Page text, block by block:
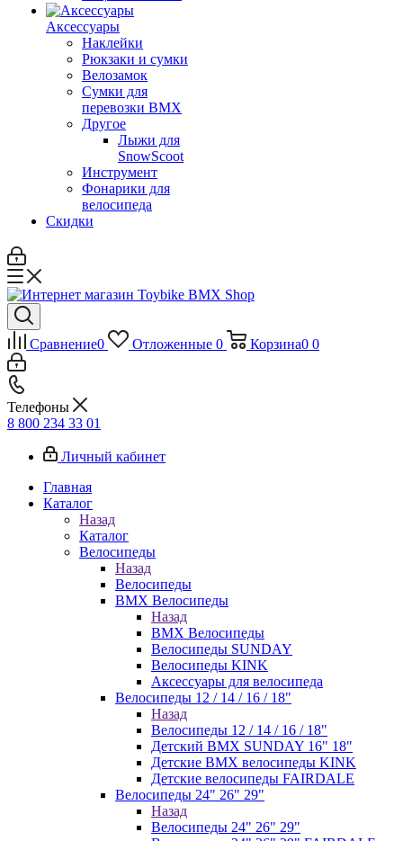
Аксессуары
Наклейки
Рюкзаки и сумки
Велозамок
Сумки для
перевозки BMX
Другое
Лыжи для
SnowScoot
Инструмент
Фонарики для
велосипеда
Скидки
Сравнение0 Отложенные 0 Корзина0 0
Телефоны
8 800 234 33 01
Личный кабинет
Главная
Каталог
Назад
Каталог
Велосипеды
Назад
Велосипеды
BMX Велосипеды
Назад
BMX Велосипеды
Велосипеды SUNDAY
Велосипеды KINK
Аксессуары для велосипеда
Велосипеды 12 / 14 / 16 / 18"
Назад
Велосипеды 12 / 14 / 16 / 18"
Детский BMX SUNDAY 16" 18"
Детские BMX велосипеды KINK
Детские велосипеды FAIRDALE
Велосипеды 24" 26" 29"
Назад
Велосипеды 24" 26" 29"